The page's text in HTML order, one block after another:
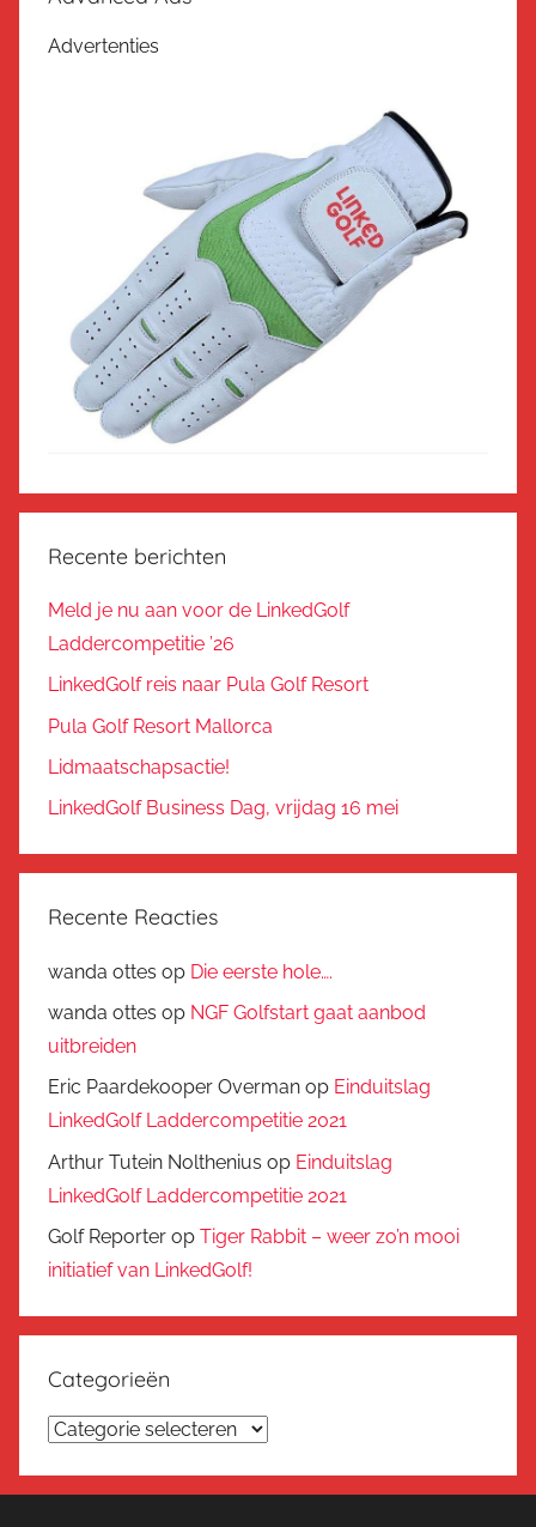
Advertenties
Recente berichten
Meld je nu aan voor de LinkedGolf
Laddercompetitie ’26
LinkedGolf reis naar Pula Golf Resort
Pula Golf Resort Mallorca
Lidmaatschapsactie!
LinkedGolf Business Dag, vrijdag 16 mei
Recente Reacties
wanda ottes op Die eerste hole….
wanda ottes op NGF Golfstart gaat aanbod
uitbreiden
Eric Paardekooper Overman op Einduitslag
LinkedGolf Laddercompetitie 2021
Arthur Tutein Nolthenius op Einduitslag
LinkedGolf Laddercompetitie 2021
Golf Reporter op Tiger Rabbit – weer zo’n mooi
initiatief van LinkedGolf!
Categorieën
Categorieën